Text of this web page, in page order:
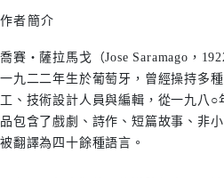
作者簡介
喬賽‧薩拉馬戈（Jose Saramago，
一九二二年生於葡萄牙，曾經操持多
工、技術設計人員與編輯，從一九八
品包含了戲劇、詩作、短篇故事、非
被翻譯為四十餘種語言。